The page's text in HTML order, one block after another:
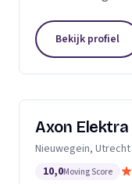
groepenkasten
Bekijk profiel
Axon Elektra
Nieuwegein, Utrecht
10,0Moving Score